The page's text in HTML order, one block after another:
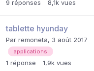
9 réponses 8,1k vues
tablette hyunday
Par remoneta, 3 août 2017
applications
1 réponse 1,9k vues